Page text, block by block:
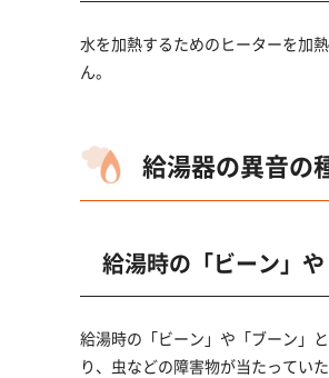
水を加熱するためのヒーターを加
ん。
給湯器の異音の
給湯時の「ビーン」や
給湯時の「ビーン」や「ブーン」と
り、虫などの障害物が当たってい